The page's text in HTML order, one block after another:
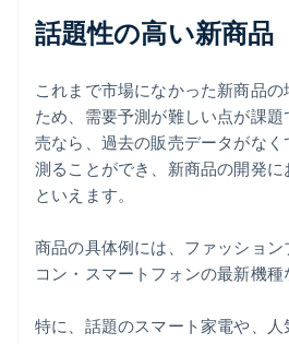
話題性の高い新商品
これまで市場になかった新商品
ため、需要予測が難しい点が課
売なら、過去の販売データがな
測ることができ、新商品の開発に
といえます。
商品の具体例には、ファッショ
コン・スマートフォンの最新機種
特に、話題のスマート家電や、人